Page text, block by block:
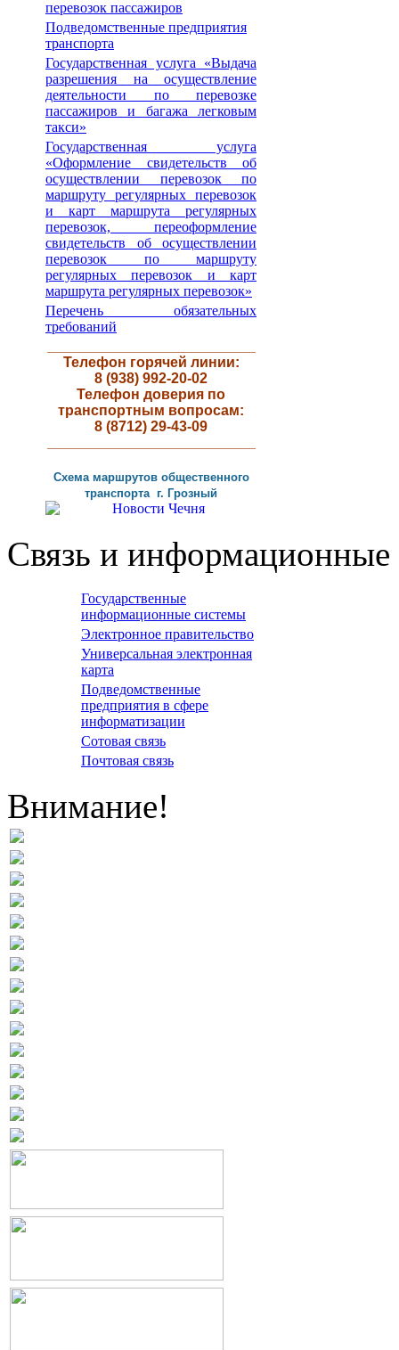
перевозок пассажиров
Подведомственные предприятия
транспорта
Государственная услуга «Выдача
разрешения на осуществление
деятельности по перевозке
пассажиров и багажа легковым
такси»
Государственная услуга
«Оформление свидетельств об
осуществлении перевозок по
маршруту регулярных перевозок
и карт маршрута регулярных
перевозок, переоформление
свидетельств об осуществлении
перевозок по маршруту
регулярных перевозок и карт
маршрута регулярных перевозок»
Перечень обязательных
требований
Телефон горячей линии:
8 (938) 992-20-02
Телефон доверия по
транспортным вопросам:
8 (8712) 29-43-09
Схема маршрутов общественного
транспорта г. Грозный
Связь и информационные
Государственные
информационные системы
Электронное правительство
Универсальная электронная
карта
Подведомственные
предприятия в сфере
информатизации
Сотовая связь
Почтовая связь
Внимание!